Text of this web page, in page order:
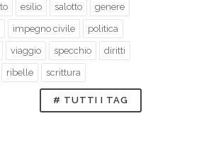
esilio salotto genere
impegno civile politica
viaggio specchio diritti
ribelle scrittura
# TUTTI I TAG